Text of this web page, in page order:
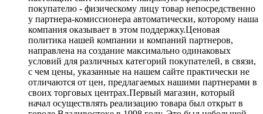
покупателю - физическому лицу товар непосредственно
у партнера-комиссионера автоматически, которому наша
компания оказывает в этом поддержку.Ценовая
политика нашей компании и компаний партнеров,
направлена на создание максимально одинаковых
условий для различных категорий покупателей, в связи,
с чем цены, указанные на нашем сайте практически не
отличаются от цен, предлагаемых нашими партнерами в
своих торговых центрах.Первый магазин, который
начал осуществлять реализацию товара был открыт в